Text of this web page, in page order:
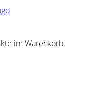
im Warenkorb.